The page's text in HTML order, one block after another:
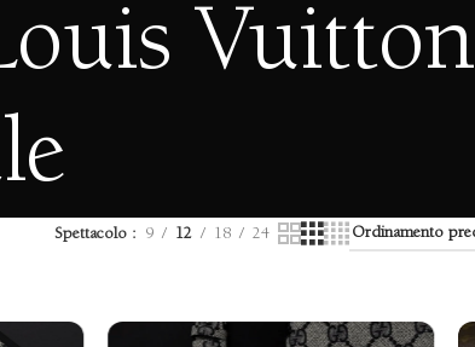
Vuitton
Spettacolo 9 12 18 24